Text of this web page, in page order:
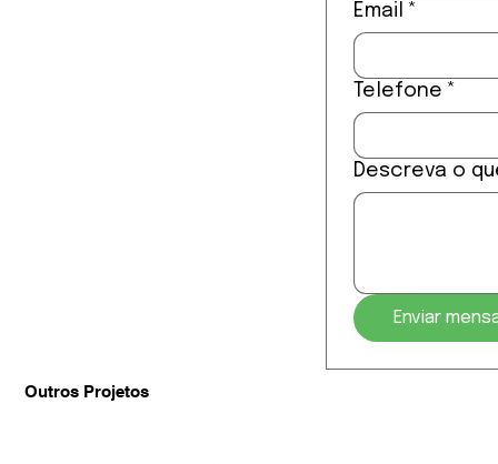
Email *
Telefone *
Descreva o
Enviar
Outros Projetos